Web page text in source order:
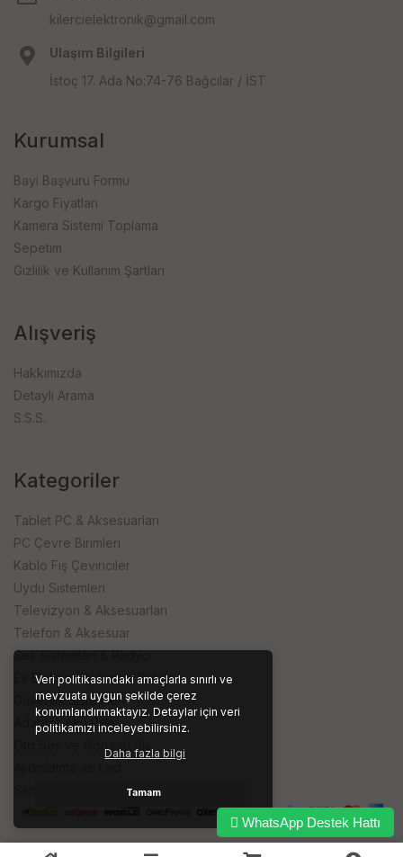
Veri politikasındaki amaçlarla sınırlı ve
mevzuata uygun şekilde çerez
konumlandırmaktayız. Detaylar için veri
politikamızı inceleyebilirsiniz.
Daha fazla bilgi
Tamam
kilercielektronik@gmail.com
Ulaşım Bilgileri
İstoç 17. Ada No:74-76 Bağcılar / İST
Kurumsal
Bayi Başvuru Formu
Kargo Fiyatları
Kamera Sistemi Toplama
Sepetim
Gizlilik ve Kullanım Şartları
Alışveriş
Hakkımızda
Detaylı Arama
S.S.S.
Kategoriler
Tablet PC & Aksesuarları
PC Çevre Birimleri
Kablo Fiş Çeviriciler
Uydu Sistemleri
Televizyon & Aksesuarları
Telefon & Aksesuar
Ses Sistemleri & Radyo
Ev Elektroniği Kişisel Bakım
Güvenlik Sistemleri
Adaptör Akü Piller
Sarf ve İşyeri Ürünleri
WhatsApp Destek Hattı